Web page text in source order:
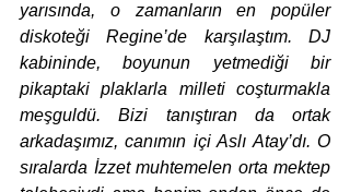
yarısında, o zamanların en popüler
diskoteği Regine’de karşılaştım. DJ
kabininde, boyunun yetmediği bir
pikaptaki plaklarla milleti coşturmakla
meşguldü. Bizi tanıştıran da ortak
arkadaşımız, canımın içi Aslı Atay’dı. O
sıralarda İzzet muhtemelen orta mektep